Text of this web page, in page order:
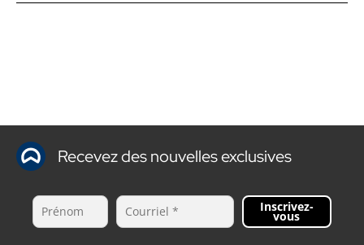
Recevez des nouvelles exclusives
Inscrivez-
vous